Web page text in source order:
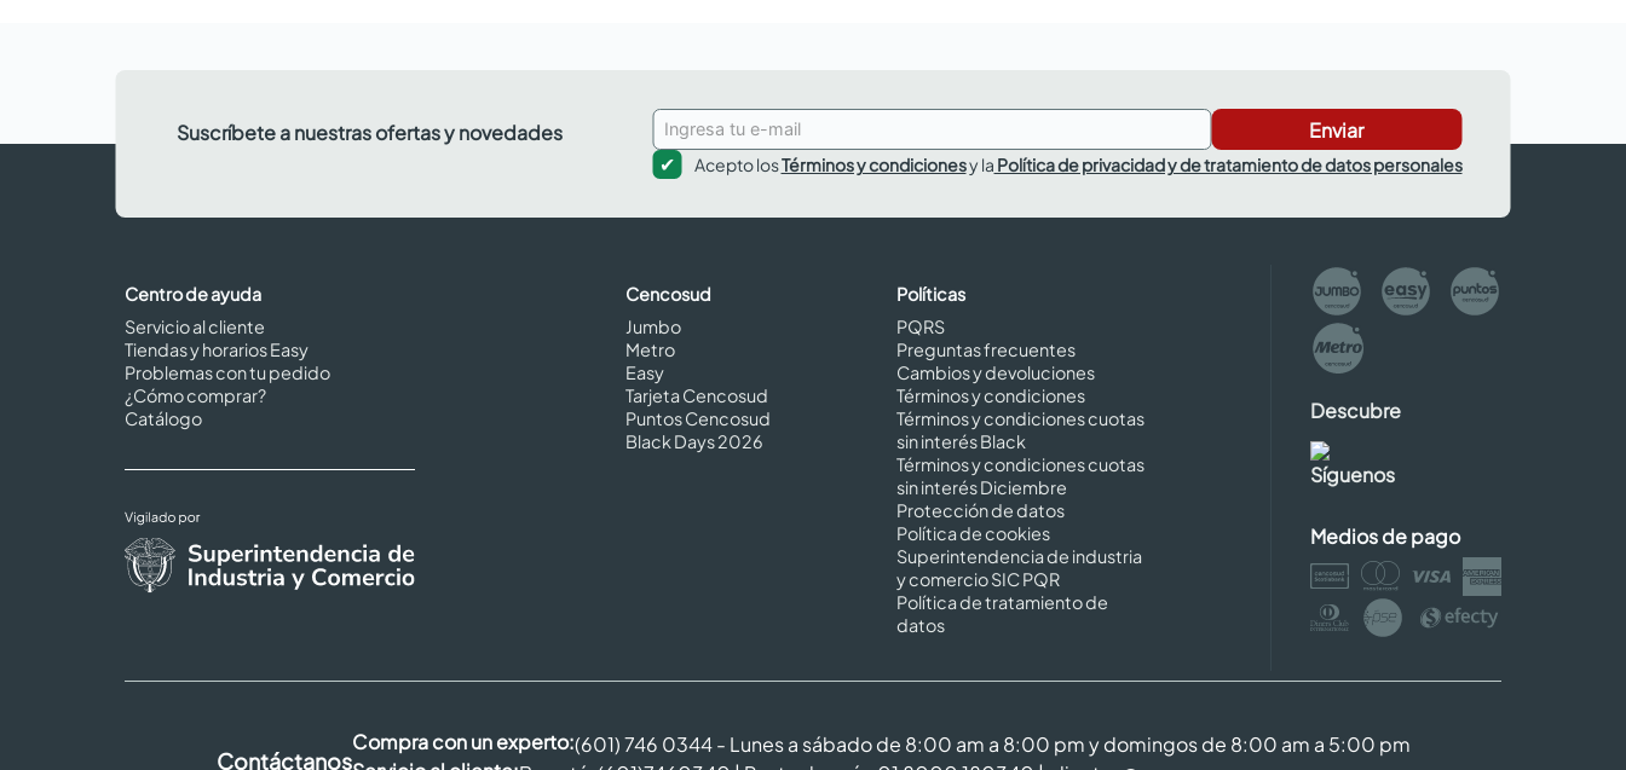
Suscríbete a nuestras ofertas y novedades Enviar
Acepto losTérminos y condicionesy la Política de privacidad y de tratamiento de datos personales
Centro de ayuda
Servicio al cliente
Tiendas y horarios Easy
Problemas con tu pedido
¿Cómo comprar?
Catálogo
Cencosud
Jumbo
Metro
Easy
Tarjeta Cencosud
Puntos Cencosud
Black Days 2026
Políticas
PQRS
Preguntas frecuentes
Cambios y devoluciones
Términos y condiciones
Términos y condiciones cuotas
sin interés Black
Términos y condiciones cuotas
sin interés Diciembre
Protección de datos
Política de cookies
Superintendencia de industria
y comercio SIC PQR
Política de tratamiento de
datos
Descubre
Síguenos
Medios de pago
Contáctanos
Compra con un experto:(601) 746 0344 - Lunes a sábado de 8:00 am a 8:00 pm y domingos de 8:00 am a 5:00 pm